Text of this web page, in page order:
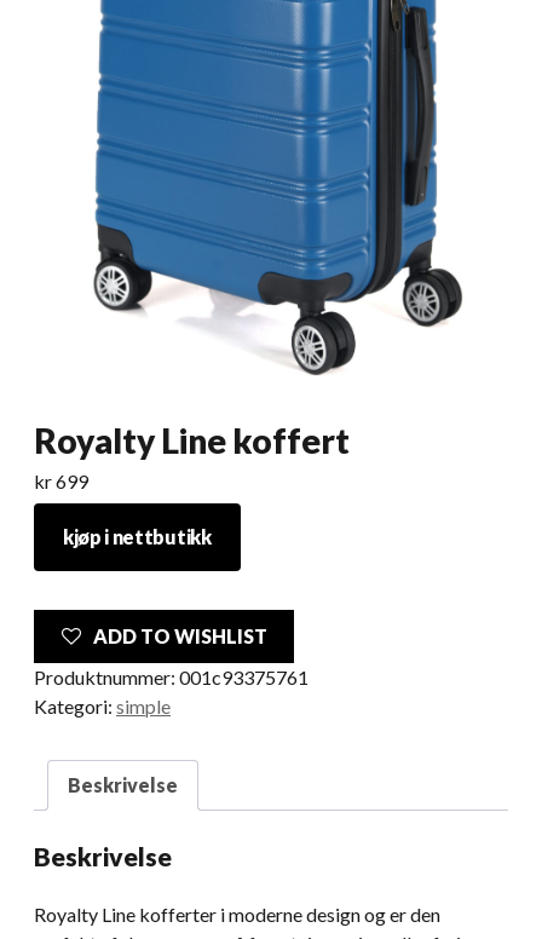
Royalty Line koffert
kr699
kjøp i nettbutikk
ADD TO WISHLIST
Produktnummer: 001c93375761
Kategori: simple
Beskrivelse
Beskrivelse
Royalty Line kofferter i moderne design og er den